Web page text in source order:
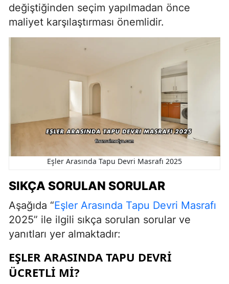
değiştiğinden seçim yapılmadan önce
maliyet karşılaştırması önemlidir.
Eşler Arasında Tapu Devri Masrafı 2025
SIKÇA SORULAN SORULAR
Aşağıda “Eşler Arasında Tapu Devri Masrafı
2025” ile ilgili sıkça sorulan sorular ve
yanıtları yer almaktadır:
EŞLER ARASINDA TAPU DEVRI
ÜCRETLI MI?